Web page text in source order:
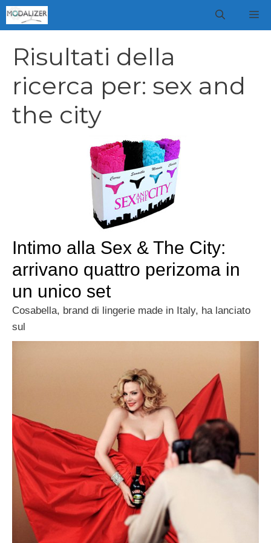
Vai
al
Risultati della
ricerca per: sex and
the city
Intimo alla Sex & The City:
arrivano quattro perizoma in
un unico set
Cosabella, brand di lingerie made in Italy, ha lanciato
sul